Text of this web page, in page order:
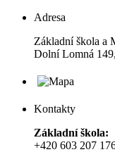
Adresa
Základní škola a
Dolní Lomná
Kontakty
Základní škola:
+420 603 207